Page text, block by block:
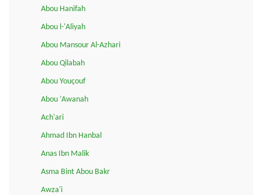
Abou Hanifah
Abou l-'Aliyah
Abou Mansour Al-Azhari
Abou Qilabah
Abou Youçouf
Abou ‘Awanah
Ach'ari
Ahmad Ibn Hanbal
Anas Ibn Malik
Asma Bint Abou Bakr
Awza'i